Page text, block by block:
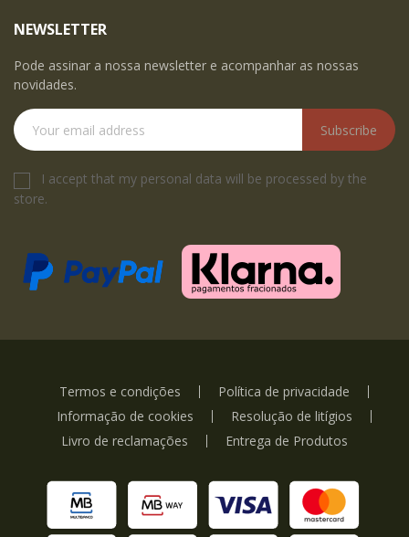
NEWSLETTER
Pode assinar a nossa newsletter e acompanhar as nossas
novidades.
Subscribe
I accept that my personal data will be processed by the
store.
Termos e condições
Política de privacidade
Informação de cookies
Resolução de litígios
Livro de reclamações
Entrega de Produtos